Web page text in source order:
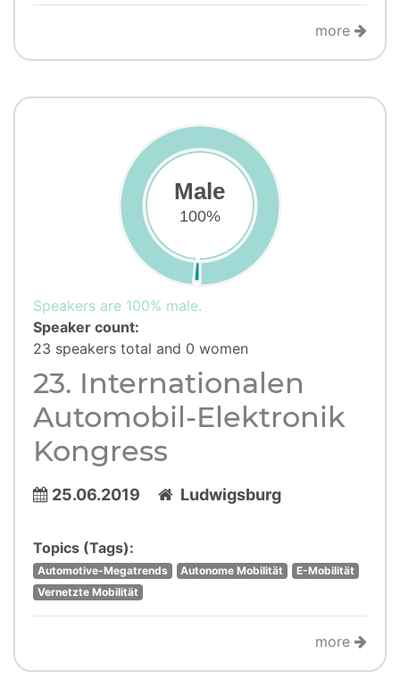
more
Male
100%
Speakers are 100% male.
Speaker count:
23 speakers total and 0 women
23. Internationalen
Automobil-Elektronik
Kongress
25.06.2019 Ludwigsburg
Topics (Tags):
Automotive-Megatrends Autonome Mobilität
E-Mobilität
Vernetzte Mobilität
more